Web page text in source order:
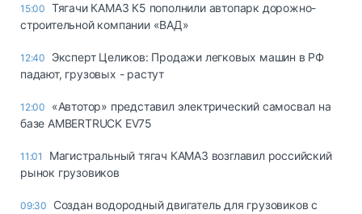
15:00 Тягачи КАМАЗ К5 пополнили автопарк дорожно-
строительной компании «ВАД»
12:40
Эксперт Целиков: Продажи легковых машин в РФ
падают, грузовых - растут
12:00
«Автотор» представил электрический самосвал на
базе AMBERTRUCK EV75
11:01
Магистральный тягач КАМАЗ возглавил российский
рынок грузовиков
09:30
Создан водородный двигатель для грузовиков с